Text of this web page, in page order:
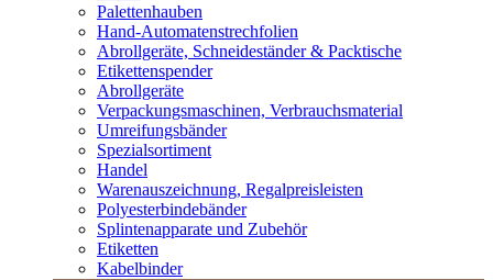
Palettenhauben
Hand-Automatenstrechfolien
Abrollgeräte, Schneideständer & Packtische
Etikettenspender
Abrollgeräte
Verpackungsmaschinen, Verbrauchsmaterial
Umreifungsbänder
Spezialsortiment
Handel
Warenauszeichnung, Regalpreisleisten
Polyesterbindebänder
Splintenapparate und Zubehör
Etiketten
Kabelbinder